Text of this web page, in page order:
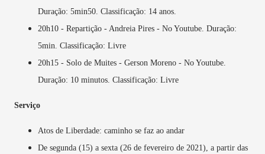
Duração: 5min50. Classificação: 14 anos.
20h10 - Repartição - Andreia Pires - No Youtube. Duração:
5min. Classificação: Livre
20h15 - Solo de Muites - Gerson Moreno - No Youtube.
Duração: 10 minutos. Classificação: Livre
Serviço
Atos de Liberdade: caminho se faz ao andar
De segunda (15) a sexta (26 de fevereiro de 2021), a partir das